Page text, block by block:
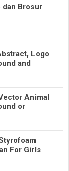
dan Brosur
Logo
and
Animal
or
For Girls